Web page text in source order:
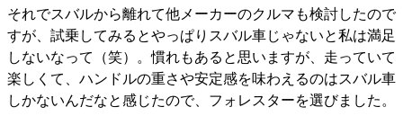
それでスバルから離れて他メーカーのクルマも検討したので
すが、試乗してみるとやっぱりスバル車じゃないと私は満足
しないなって（笑）。慣れもあると思いますが、走っていて
楽しくて、ハンドルの重さや安定感を味わえるのはスバル車
しかないんだなと感じたので、フォレスターを選びました。